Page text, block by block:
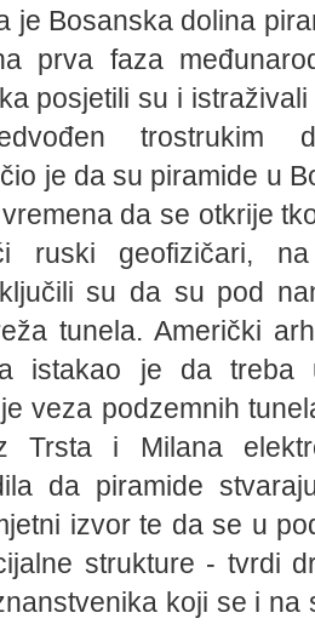
je Bosanska dolina
prva faza
posjetili su i
trostrukim
je da su piramide u
da se otkrije
ruski geofizičari,
su da su pod
tunela. Američki
istakao je da
veza podzemnih
Trsta i Milana
da piramide
izvor te da se u
strukture - tvrdi
koji se i